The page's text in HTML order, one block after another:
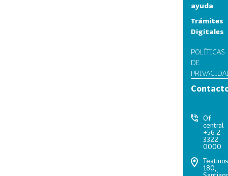
ayuda
Trámites
Digitales
POLÍTICAS
DE
Of
central
+56 2
3322
0000
Teatinos
180,